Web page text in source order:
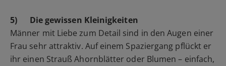
5) Die gewissen Kleinigkeiten
Männer mit Liebe zum Detail sind in den Augen einer
Frau sehr attraktiv. Auf einem Spaziergang pflückt er
ihr einen Strauß Ahornblätter oder Blumen – einfach,